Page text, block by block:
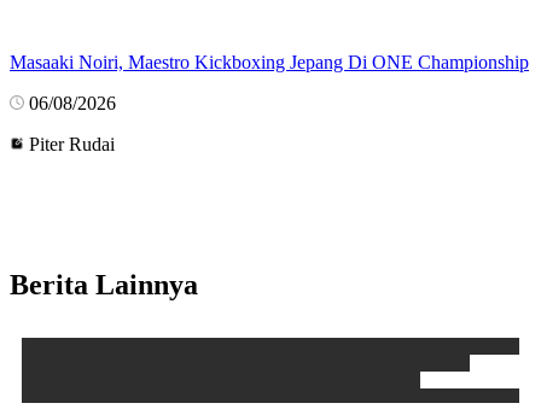
Masaaki Noiri, Maestro Kickboxing Jepang Di ONE Championship
06/08/2026
Piter Rudai
Berita Lainnya